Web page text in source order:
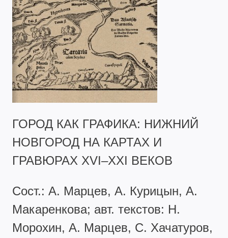
ГОРОД КАК ГРАФИКА: НИЖНИЙ
НОВГОРОД НА КАРТАХ И
ГРАВЮРАХ ХVI–ХХI ВЕКОВ
Сост.: А. Марцев, А. Курицын, А.
Макаренкова; авт. текстов: Н.
Морохин, А. Марцев, С. Хачатуров,